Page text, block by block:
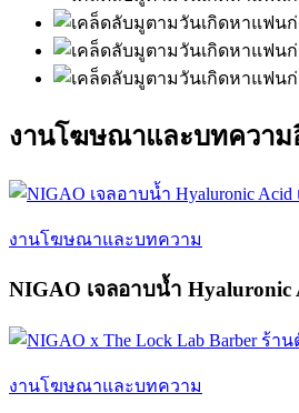
งานโฆษณาและบทความ
งานโฆษณาและบทความ
NIGAO เจลอาบน้ำ
งานโฆษณาและบทความ